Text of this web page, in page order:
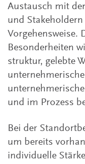
Austausch mit
und
Vorgehensweise.
Besonderheiten
struktur, gelebte
und im Prozess
Bei der
um bereits
individuelle